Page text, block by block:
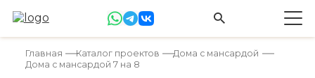
Главная Каталог проектов
Дома с мансардой
Дома с мансардой 7 на 8